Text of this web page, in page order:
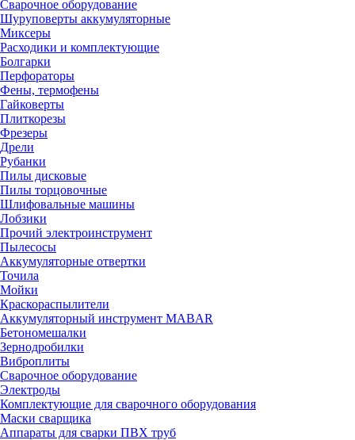
Сварочное оборудование
Шуруповерты аккумуляторные
Миксеры
Расходики и комплектующие
Болгарки
Перфораторы
Фены, термофены
Гайковерты
Плиткорезы
Фрезеры
Дрели
Рубанки
Пилы дисковые
Пилы торцовочные
Шлифовальные машины
Лобзики
Прочий электроинструмент
Пылесосы
Аккумуляторные отвертки
Точила
Мойки
Краскораспылители
Аккумуляторный инструмент MABAR
Бетономешалки
Зернодробилки
Виброплиты
Сварочное оборудование
Электроды
Комплектующие для сварочного оборудования
Маски сварщика
Аппараты для сварки ПВХ труб